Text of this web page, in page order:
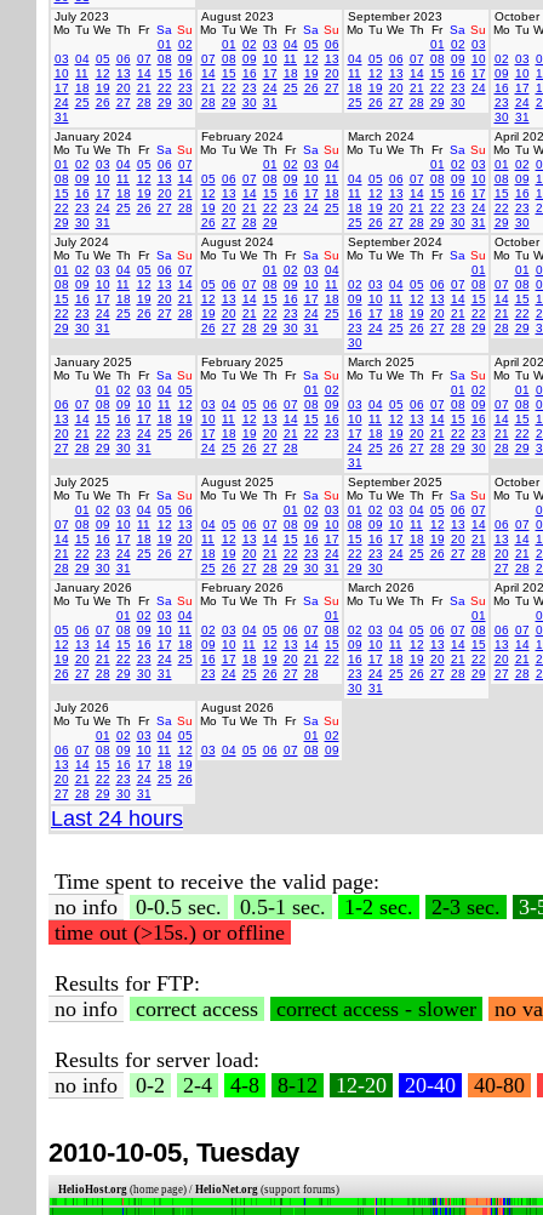
July 2023
Mo Tu We Th Fr Sa Su
01
02
03 04 05 06 07 08 09
10 11 12 13 14 15 16
17
18 19 20 21 22 23
24 25 26 27 28 29 30
31
August 2023
Mo Tu We Th Fr Sa Su
01
02 03 04 05 06
07 08 09 10 11 12
13
14 15 16 17 18 19 20
21
22 23 24 25 26 27
28 29 30 31
September 2023
Mo Tu We Th Fr Sa Su
01
02 03
04 05 06 07 08 09
10
11
12 13 14 15 16
17
18
19 20 21 22 23 24
25 26 27 28 29 30
October
Mo Tu
02 03
09
10
16
17
23 24
30 31
January 2024
Mo Tu We Th Fr Sa Su
01
02 03 04 05 06 07
08 09 10 11 12 13
14
15 16 17 18 19 20 21
22 23 24 25 26 27 28
29 30 31
February 2024
Mo Tu We Th Fr Sa Su
01
02 03 04
05 06 07 08 09 10 11
12
13 14 15 16 17
18
19 20 21 22 23 24 25
26 27 28 29
March 2024
Mo Tu We Th Fr Sa Su
01
02 03
04 05 06 07 08 09
10
11
12 13 14 15 16
17
18
19 20 21 22 23 24
25 26 27 28 29 30 31
April
Mo Tu
01
02
08 09
15 16
22 23
29 30
July 2024
Mo Tu We Th Fr Sa Su
01
02 03 04 05 06 07
08 09 10 11 12 13
14
15 16 17 18 19 20 21
22 23 24 25 26 27 28
29 30 31
August 2024
Mo Tu We Th Fr Sa Su
01
02 03 04
05 06 07 08 09 10 11
12
13 14 15 16 17
18
19 20 21 22 23 24 25
26 27 28 29 30 31
September 2024
Mo Tu We Th Fr Sa Su
01
02 03 04 05 06 07 08
09
10 11 12 13 14 15
16
17 18 19 20 21
22
23 24 25 26 27 28 29
30
October
Mo Tu
01
07 08
14 15
21
22
28 29
January 2025
Mo Tu We Th Fr Sa Su
01
02 03 04 05
06 07 08 09 10 11
12
13
14 15 16 17 18
19
20 21 22 23 24 25 26
27 28 29 30 31
February 2025
Mo Tu We Th Fr Sa Su
01
02
03 04 05 06 07 08 09
10 11 12 13 14 15 16
17
18 19 20 21 22 23
24 25 26 27 28
March 2025
Mo Tu We Th Fr Sa Su
01
02
03 04 05 06 07 08 09
10 11 12 13 14 15 16
17
18 19 20 21 22 23
24 25 26 27 28 29 30
31
April
Mo Tu
01
07 08
14 15
21
22
28 29
July 2025
Mo Tu We Th Fr Sa Su
01
02 03 04 05 06
07 08 09 10 11 12
13
14 15 16 17 18 19 20
21
22 23 24 25 26 27
28 29 30 31
August 2025
Mo Tu We Th Fr Sa Su
01
02 03
04 05 06 07 08 09
10
11
12 13 14 15 16
17
18
19 20 21 22 23 24
25 26 27 28 29 30 31
September 2025
Mo Tu We Th Fr Sa Su
01
02 03 04 05 06 07
08 09 10 11 12 13
14
15 16 17 18 19 20 21
22 23 24 25 26 27 28
29 30
October
Mo Tu
06 07
13
14
20 21
27 28
January 2026
Mo Tu We Th Fr Sa Su
01
02 03 04
05 06 07 08 09 10 11
12
13 14 15 16 17
18
19 20 21 22 23 24 25
26 27 28 29 30 31
February 2026
Mo Tu We Th Fr Sa Su
01
02 03 04 05 06 07 08
09
10 11 12 13 14 15
16
17 18 19 20 21
22
23 24 25 26 27 28
March 2026
Mo Tu We Th Fr Sa Su
01
02 03 04 05 06 07 08
09
10 11 12 13 14 15
16
17 18 19 20 21
22
23 24 25 26 27 28 29
30 31
April
Mo Tu
06 07
13
14
20 21
27 28
July 2026
Mo Tu We Th Fr Sa Su
01
02 03 04 05
06 07 08 09 10 11
12
13
14 15 16 17 18
19
20 21 22 23 24 25 26
27 28 29 30 31
August 2026
Mo Tu We Th Fr Sa Su
01
02
03 04 05 06 07 08 09
Last 24 hours
Time spent to receive the valid page:
no info
0-0.5 sec. 0.5-1 sec. 1-2 sec. 2-3 sec.
3-
time out (>15s.) or offline
Results for FTP:
no info
correct access correct access - slower no
Results for server load:
no info
0-2 2-4 4-8 8-12 12-20 20-40 40-80
2010-10-05, Tuesday
HelioHost.org (home page) / HelioNet.org (support forums)